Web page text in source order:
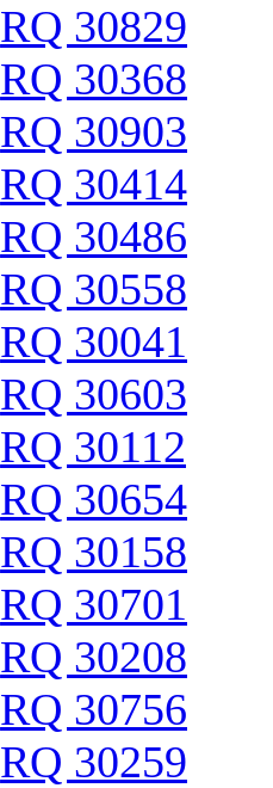
RQ 30829
RQ 30368
RQ 30903
RQ 30414
RQ 30486
RQ 30558
RQ 30041
RQ 30603
RQ 30112
RQ 30654
RQ 30158
RQ 30701
RQ 30208
RQ 30756
RQ 30259